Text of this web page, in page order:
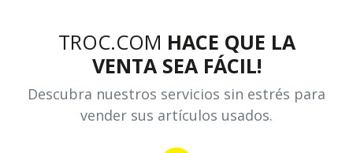
TROC.COM HACE QUE LA
VENTA SEA FÁCIL!
Descubra nuestros servicios sin estrés para
vender sus artículos usados.